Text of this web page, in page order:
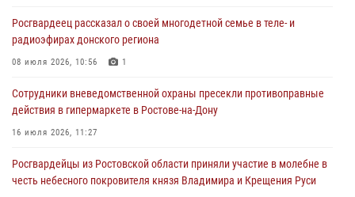
17 июля 2026, 07:24
Сотрудники вневедомственной охраны пресекли противоправные
16 июля 2026, 11:27
Конкурс профессионального мастерства взрывотехников прошел в
15 июля 2026, 06:39
Росгвардеец рассказал о своей многодетной семье в теле- и
радиоэфирах донского региона
08 июля 2026, 10:56 1
Сотрудники вневедомственной охраны пресекли противоправные
действия в гипермаркете в Ростове-на-Дону
16 июля 2026, 11:27
Росгвардейцы из Ростовской области приняли участие в молебне в
честь небесного покровителя князя Владимира и Крещения Руси